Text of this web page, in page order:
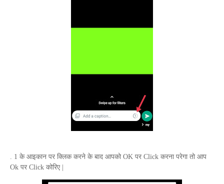
. 1 के आइकान पर क्लिक करने के बाद आपको OK पर Click करना परेगा तो आप
Ok पर Click कोरिए |